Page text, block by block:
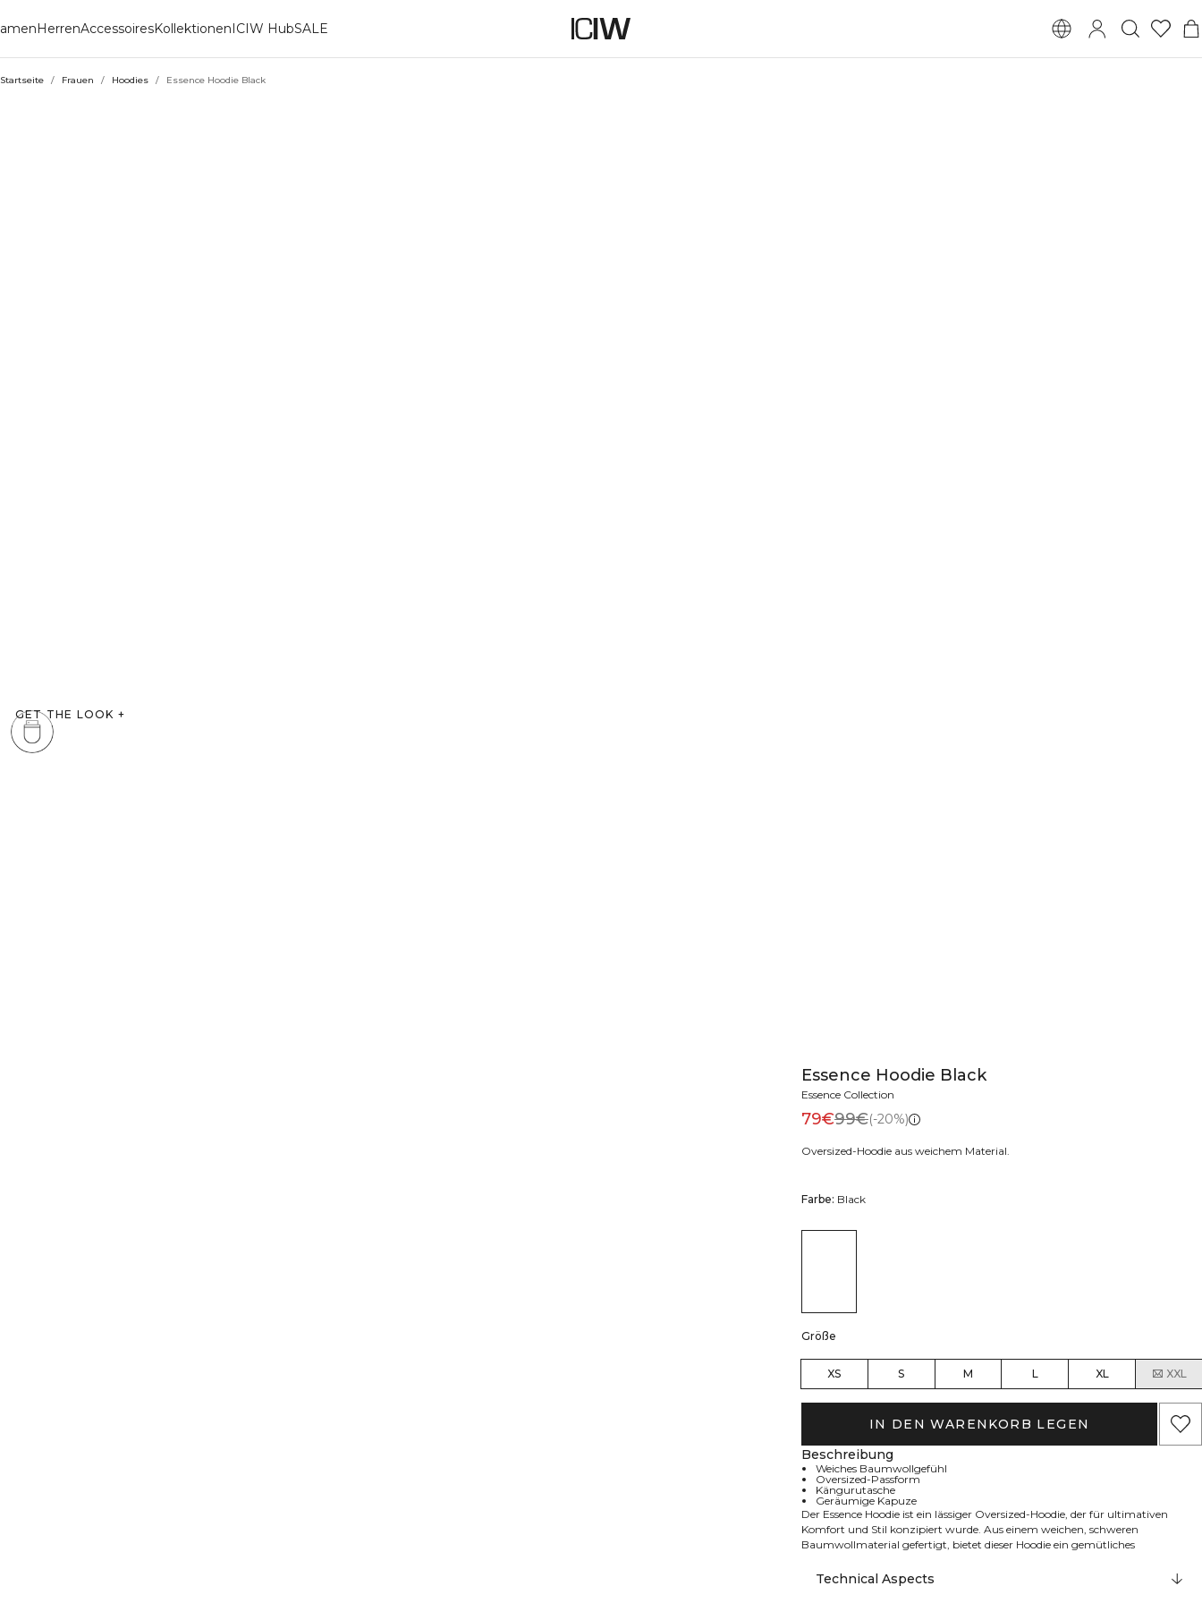
HerrenAccessoiresKollektionenICIW HubSALE
Startseite / Frauen / Hoodies / Essence Hoodie Black
GET THE LOOK +
Essence Hoodie Black
Essence Collection
79€99€(-20%)
Oversized-Hoodie aus weichem Material.
Farbe: Black
Größe
XS S M L XL XXL
IN DEN WARENKORB LEGEN
Beschreibung
Weiches Baumwollgefühl
Oversized-Passform
Kängurutasche
Geräumige Kapuze
Der Essence Hoodie ist ein lässiger Oversized-Hoodie, der für ultimativen
Komfort und Stil konzipiert wurde. Aus einem weichen, schweren
Baumwollmaterial gefertigt, bietet dieser Hoodie ein gemütliches
oder einfach zum Entspannen zu Hause ist. Der moderne Schnitt verfügt
über eine geräumige Kapuze und praktische Fronttaschen, während die
Technical Aspects